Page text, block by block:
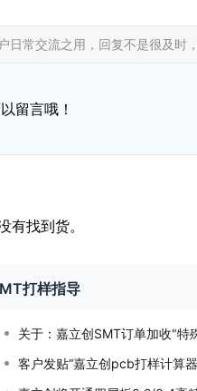
日常交流之用，回复不是很及时
留言哦！
找到货。
打样指导
关于：嘉立创SMT订单加收"特
客户发贴“嘉立创pcb打样计算器